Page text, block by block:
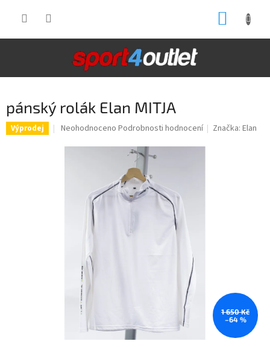
pánský rolák Elan MITJA
Výprodej
Průměrné
produktu
hvězdiček.
Neohodnoceno Podrobnosti hodnocení Značka:Elan
1 650 Kč
–64 %